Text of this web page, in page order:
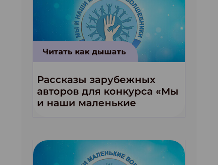
Читать как дышать
Рассказы зарубежных
авторов для конкурса «Мы
и наши маленькие
волшебники!»